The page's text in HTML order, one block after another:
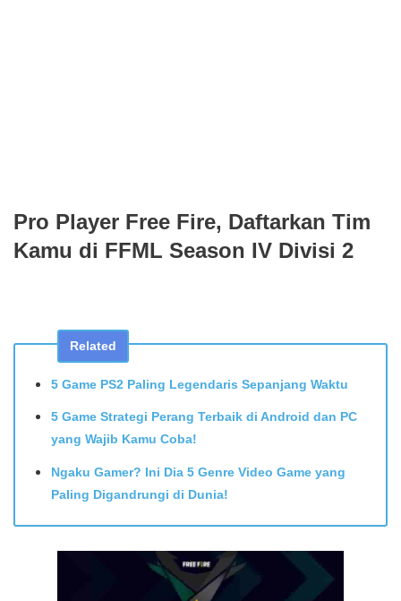
Pro Player Free Fire, Daftarkan Tim
Kamu di FFML Season IV Divisi 2
Related
5 Game PS2 Paling Legendaris Sepanjang Waktu
5 Game Strategi Perang Terbaik di Android dan PC
yang Wajib Kamu Coba!
Ngaku Gamer? Ini Dia 5 Genre Video Game yang
Paling Digandrungi di Dunia!